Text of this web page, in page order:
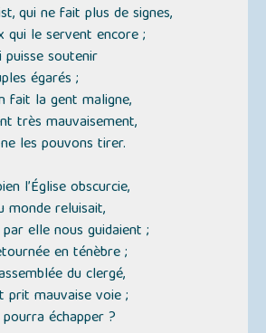
qui ne fait plus de signes,
le servent encore ;
soutenir
égarés ;
fait la gent maligne,
très mauvaisement,
les pouvons tirer.
l’Église obscurcie,
monde reluisait,
elle nous guidaient ;
en ténèbre ;
du clergé,
mauvaise voie ;
échapper ?